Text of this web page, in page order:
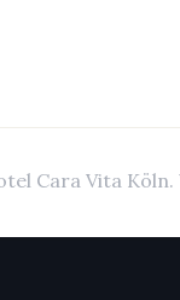
Cara Vita